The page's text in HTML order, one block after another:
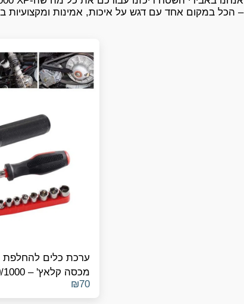
– הכל במקום אחד עם דגש על איכות, אמינות ומקצועיות
ערכת כלים להחלפת
מכסה קלאץ' – Polaris RZR 900/1000
₪70